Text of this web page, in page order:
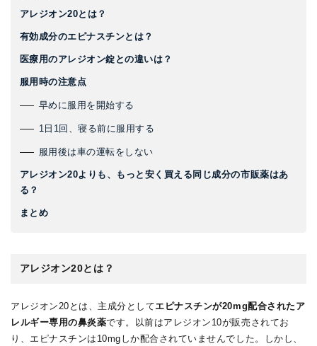
アレジオン20とは？
有効成分のエピナスチンとは？
医療用のアレジオン錠との違いは？
服用時の注意点
早めに服用を開始する
1日1回、寝る前に服用する
服用後は車の運転をしない
アレジオン20よりも、もっと安く買える同じ成分の市販薬はあ
る？
まとめ
アレジオン20とは？
アレジオン20とは、主成分としてエピナスチンが20mg配合されたア
レルギー専用の鼻炎薬です。以前はアレジオン10が販売されてお
り、エピナスチンは10mgしか配合されていませんでした。しかし、